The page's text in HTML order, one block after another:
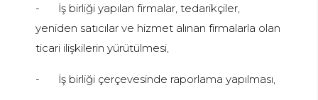
-
İş birliği yapılan firmalar, tedarikçiler,
yeniden satıcılar ve hizmet alınan firmalarla olan
ticari ilişkilerin yürütülmesi,
- İş birliği çerçevesinde raporlama yapılması,